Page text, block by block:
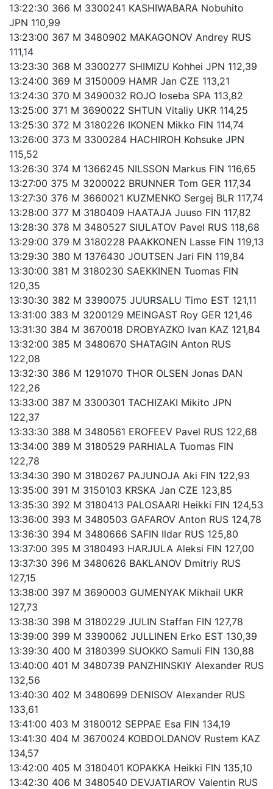
13:22:30 366 M 3300241 KASHIWABARA Nobuhito
JPN 110,99
13:23:00 367 M 3480902 MAKAGONOV Andrey RUS
111,14
13:23:30 368 M 3300277 SHIMIZU Kohhei JPN 112,39
13:24:00 369 M 3150009 HAMR Jan CZE 113,21
13:24:30 370 M 3490032 ROJO Ioseba SPA 113,82
13:25:00 371 M 3690022 SHTUN Vitaliy UKR 114,25
13:25:30 372 M 3180226 IKONEN Mikko FIN 114,74
13:26:00 373 M 3300284 HACHIROH Kohsuke JPN
115,52
13:26:30 374 M 1366245 NILSSON Markus FIN 116,65
13:27:00 375 M 3200022 BRUNNER Tom GER 117,34
13:27:30 376 M 3660021 KUZMENKO Sergej BLR 117,74
13:28:00 377 M 3180409 HAATAJA Juuso FIN 117,82
13:28:30 378 M 3480527 SIULATOV Pavel RUS 118,68
13:29:00 379 M 3180228 PAAKKONEN Lasse FIN 119,13
13:29:30 380 M 1376430 JOUTSEN Jari FIN 119,84
13:30:00 381 M 3180230 SAEKKINEN Tuomas FIN
120,35
13:30:30 382 M 3390075 JUURSALU Timo EST 121,11
13:31:00 383 M 3200129 MEINGAST Roy GER 121,46
13:31:30 384 M 3670018 DROBYAZKO Ivan KAZ 121,84
13:32:00 385 M 3480670 SHATAGIN Anton RUS
122,08
13:32:30 386 M 1291070 THOR OLSEN Jonas DAN
122,26
13:33:00 387 M 3300301 TACHIZAKI Mikito JPN
122,37
13:33:30 388 M 3480561 EROFEEV Pavel RUS 122,68
13:34:00 389 M 3180529 PARHIALA Tuomas FIN
122,78
13:34:30 390 M 3180267 PAJUNOJA Aki FIN 122,93
13:35:00 391 M 3150103 KRSKA Jan CZE 123,85
13:35:30 392 M 3180413 PALOSAARI Heikki FIN 124,53
13:36:00 393 M 3480503 GAFAROV Anton RUS 124,78
13:36:30 394 M 3480666 SAFIN Ildar RUS 125,80
13:37:00 395 M 3180493 HARJULA Aleksi FIN 127,00
13:37:30 396 M 3480626 BAKLANOV Dmitriy RUS
127,15
13:38:00 397 M 3690003 GUMENYAK Mikhail UKR
127,73
13:38:30 398 M 3180229 JULIN Staffan FIN 127,78
13:39:00 399 M 3390062 JULLINEN Erko EST 130,39
13:39:30 400 M 3180399 SUOKKO Samuli FIN 130,88
13:40:00 401 M 3480739 PANZHINSKIY Alexander RUS
132,56
13:40:30 402 M 3480699 DENISOV Alexander RUS
133,61
13:41:00 403 M 3180012 SEPPAE Esa FIN 134,19
13:41:30 404 M 3670024 KOBDOLDANOV Rustem KAZ
134,57
13:42:00 405 M 3180401 KOPAKKA Heikki FIN 135,10
13:42:30 406 M 3480540 DEVJATIAROV Valentin RUS